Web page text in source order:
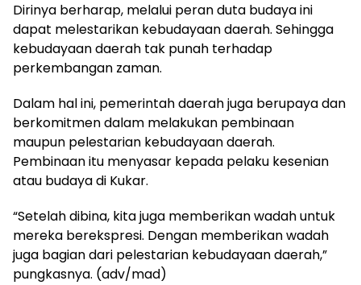
Dirinya berharap, melalui peran duta budaya ini
dapat melestarikan kebudayaan daerah. Sehingga
kebudayaan daerah tak punah terhadap
perkembangan zaman.
Dalam hal ini, pemerintah daerah juga berupaya dan
berkomitmen dalam melakukan pembinaan
maupun pelestarian kebudayaan daerah.
Pembinaan itu menyasar kepada pelaku kesenian
atau budaya di Kukar.
“Setelah dibina, kita juga memberikan wadah untuk
mereka berekspresi. Dengan memberikan wadah
juga bagian dari pelestarian kebudayaan daerah,”
pungkasnya. (adv/mad)